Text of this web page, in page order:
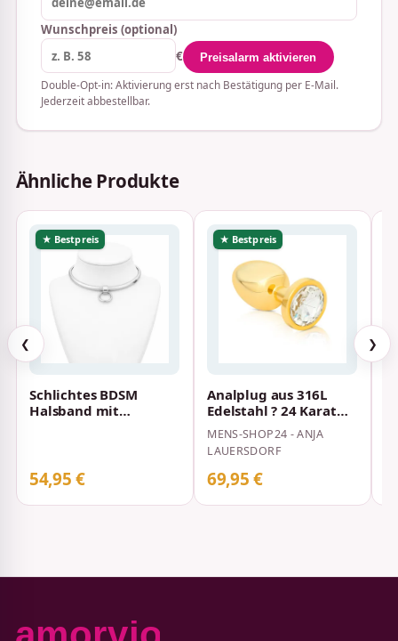
Wunschpreis (optional)
€
Preisalarm aktivieren
Double-Opt-in: Aktivierung erst nach Bestätigung per E-Mail.
Jederzeit abbestellbar.
Ähnliche Produkte
❮
★ Bestpreis
Schlichtes BDSM
Halsband mit
In…
54,95 €
★ Bestpreis
Analplug aus 316L
Edelstahl ? 24 Karat
vergoldet mit
Schmuckstein Blau…
MENS-SHOP24 - ANJA
LAUERSDORF
69,95 €
❯